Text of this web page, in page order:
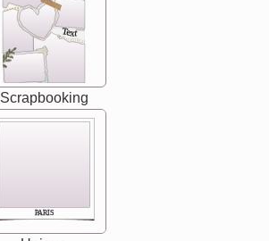
Text
Scrapbooking
PARIS